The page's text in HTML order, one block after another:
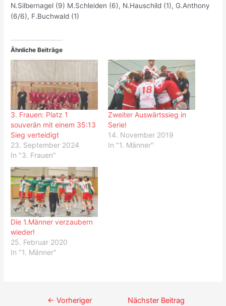
N.Silbernagel (9) M.Schleiden (6), N.Hauschild (1), G.Anthony
(6/6), F.Buchwald (1)
Ähnliche Beiträge
3. Frauen: Platz 1
souverän mit einem 35:13
Sieg verteidigt
23. September 2024
In "3. Frauen"
Zweiter Auswärtssieg in
Serie!
14. November 2019
In "1. Männer"
Die 1.Männer verzaubern
wieder!
25. Februar 2020
In "1. Männer"
Beitrags-
← Vorheriger
Nächster Beitrag